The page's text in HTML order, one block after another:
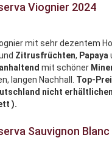
Viognier 2024
mit sehr dezentem
Zitrusfrüchten, Papaya
anhaltendmit schöner
langen Nachhall. Top-
nicht
).
Sauvignon Blanc